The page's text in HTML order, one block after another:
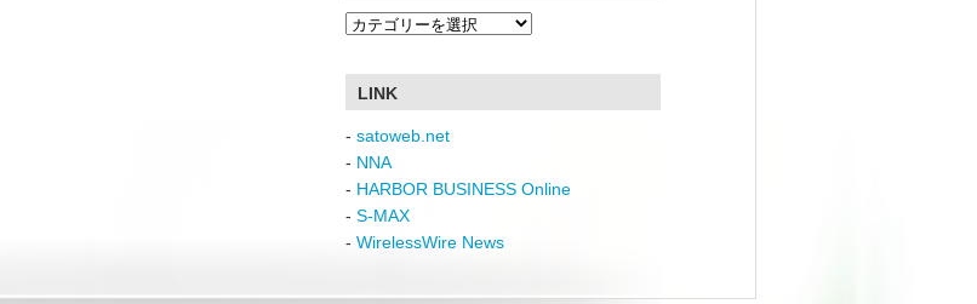
Select
LINK
- satoweb.net
- NNA
- HARBOR BUSINESS Online
- S-MAX
- WirelessWire News